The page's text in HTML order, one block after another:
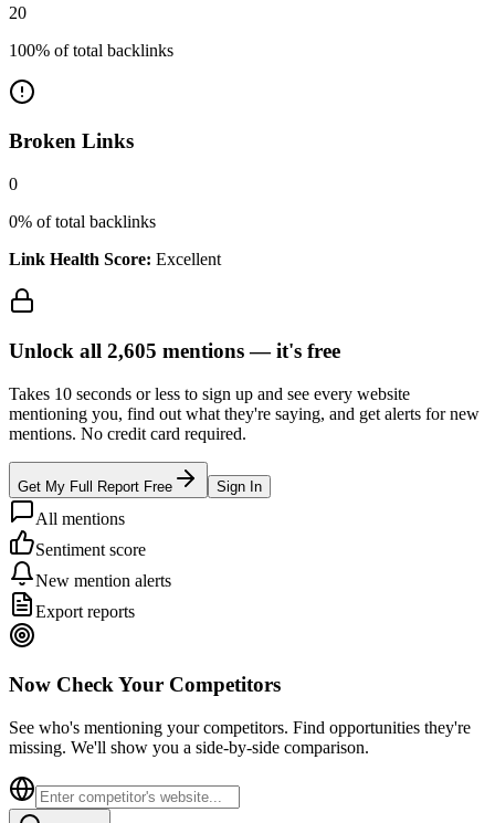
20
100% of total backlinks
Broken Links
0
0% of total backlinks
Link Health Score: Excellent
Unlock all 2,605 mentions —it's free
Takes 10 seconds or less to sign up and see every website
mentioning you, find out what they're saying, and get alerts for new
mentions. No credit card required.
Get My Full Report Free Sign In
All mentions
Sentiment score
New mention alerts
Export reports
Now Check Your Competitors
See who's mentioning your competitors. Find opportunities they're
missing. We'll show you a side-by-side comparison.